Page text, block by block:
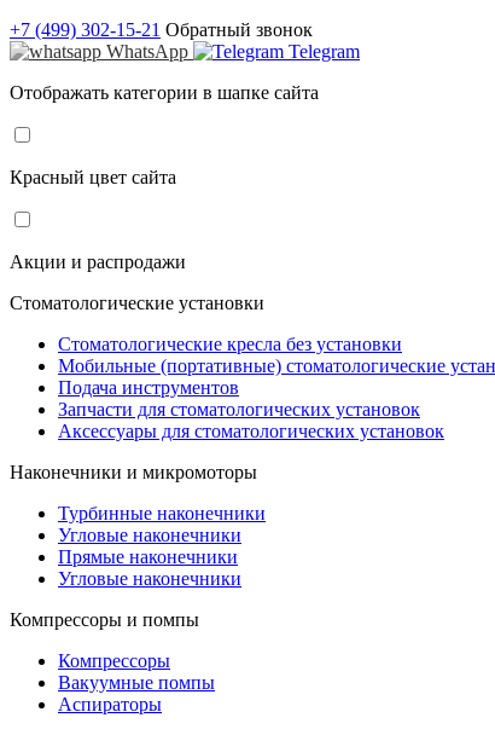
+7 (499) 302-15-21 Обратный звонок
WhatsApp
Telegram
Отображать категории в шапке сайта
Красный цвет сайта
Акции и распродажи
Стоматологические установки
Стоматологические кресла без установки
Мобильные (портативные) стоматологические
Подача инструментов
Запчасти для стоматологических установок
Аксессуары для стоматологических установок
Наконечники и микромоторы
Турбинные наконечники
Угловые наконечники
Прямые наконечники
Угловые наконечники
Компрессоры и помпы
Компрессоры
Вакуумные помпы
Аспираторы